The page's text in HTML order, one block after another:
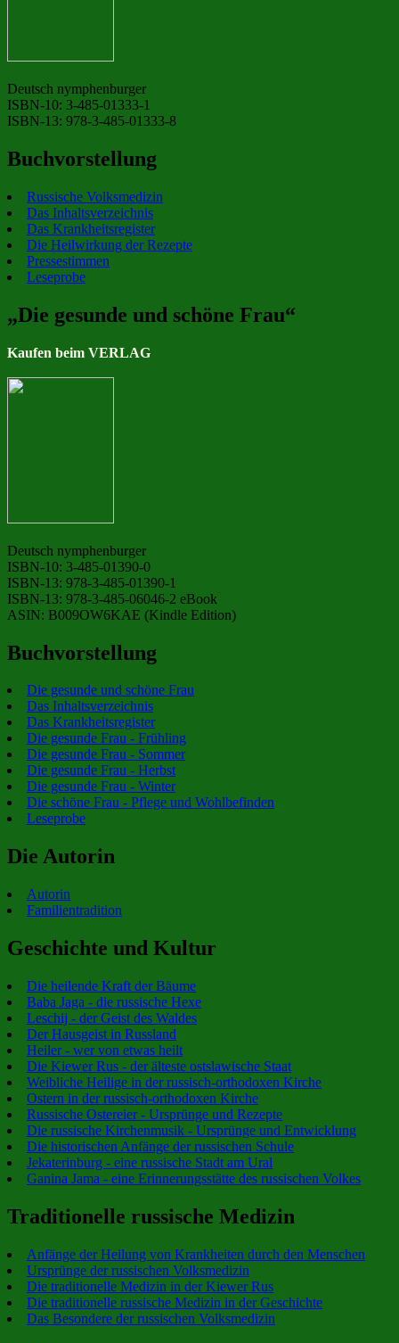
Deutsch nymphenburger
ISBN-10: 3-485-01333-1
ISBN-13: 978-3-485-01333-8
Buchvorstellung
Russische Volksmedizin
Das Inhaltsverzeichnis
Das Krankheitsregister
Die Heilwirkung der Rezepte
Pressestimmen
Leseprobe
„Die gesunde und schöne Frau“
Kaufen beim VERLAG
Deutsch nymphenburger
ISBN-10: 3-485-01390-0
ISBN-13: 978-3-485-01390-1
ISBN-13: 978-3-485-06046-2 eBook
ASIN: B009OW6KAE (Kindle Edition)
Buchvorstellung
Die gesunde und schöne Frau
Das Inhaltsverzeichnis
Das Krankheitsregister
Die gesunde Frau - Frühling
Die gesunde Frau - Sommer
Die gesunde Frau - Herbst
Die gesunde Frau - Winter
Die schöne Frau - Pflege und Wohlbefinden
Leseprobe
Die Autorin
Autorin
Familientradition
Geschichte und Kultur
Die heilende Kraft der Bäume
Baba Jaga - die russische Hexe
Leschij - der Geist des Waldes
Der Hausgeist in Russland
Heiler - wer von etwas heilt
Die Kiewer Rus - der älteste ostslawische Staat
Weibliche Heilige in der russisch-orthodoxen Kirche
Ostern in der russisch-orthodoxen Kirche
Russische Ostereier - Ursprünge und Rezepte
Die russische Kirchenmusik - Ursprünge und Entwicklung
Die historischen Anfänge der russischen Schule
Jekaterinburg - eine russische Stadt am Ural
Ganina Jama - eine Erinnerungsstätte des russischen Volkes
Traditionelle russische Medizin
Anfänge der Heilung von Krankheiten durch den Menschen
Ursprünge der russischen Volksmedizin
Die traditionelle Medizin in der Kiewer Rus
Die traditionelle russische Medizin in der Geschichte
Das Besondere der russischen Volksmedizin